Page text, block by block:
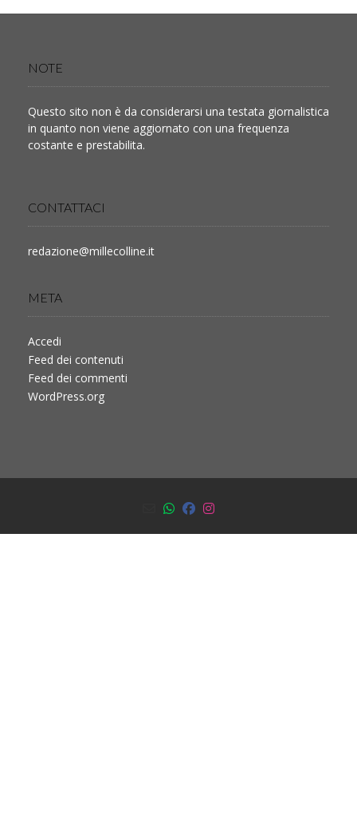
NOTE
Questo sito non è da considerarsi una testata giornalistica
in quanto non viene aggiornato con una frequenza
costante e prestabilita.
CONTATTACI
redazione@millecolline.it
META
Accedi
Feed dei contenuti
Feed dei commenti
WordPress.org